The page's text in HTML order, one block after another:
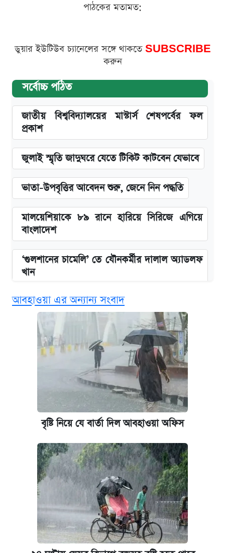
পাঠকের মতামত:
ডুয়ার ইউটিউব চ্যানেলের সঙ্গে থাকতে SUBSCRIBE
করুন
সর্বোচ্চ পঠিত
জাতীয় বিশ্ববিদ্যালয়ের মাস্টার্স শেষপর্বের ফল
প্রকাশ
জুলাই স্মৃতি জাদুঘরে যেতে টিকিট কাটবেন যেভাবে
ভাতা-উপবৃত্তির আবেদন শুরু, জেনে নিন পদ্ধতি
মালয়েশিয়াকে ৮৯ রানে হারিয়ে সিরিজে এগিয়ে
বাংলাদেশ
‘গুলশানের চামেলি’ তে যৌনকর্মীর দালাল অ্যাডলফ
খান
কবে শুরু হচ্ছে ঢাবির ভর্তি আবেদন, জানাল কর্তৃপক্ষ
এক ক্লিকে জেনে নিন আইফোন ১৮ প্রো ম্যাক্সের
দাম ও ফিচার
নবম জাতীয় পে-স্কেল নিয়ে সর্বশেষ যা জানা গেল
পাঁচ দপ্তরে নতুন সচিব নিয়োগ দিল সরকার
আজকের বাজারে স্বর্ণ-রুপার দাম (৫ আগস্ট)
কবে হবে মেডিকেল ভর্তি পরীক্ষা, জানা গেল যা
আজকের বাজারে স্বর্ণের দাম (৪ আগস্ট)
রাষ্ট্রবিরোধী কর্মকাণ্ড: ঢাবির কয়েকজন শিক্ষকের
বিরুদ্ধে ব্যবস্থা
আবহাওয়া এর অন্যান্য সংবাদ
বৃষ্টি নিয়ে যে বার্তা দিল আবহাওয়া অফিস